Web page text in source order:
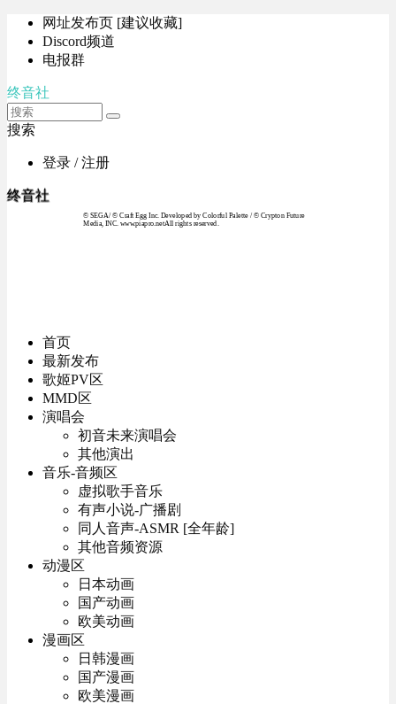
网址发布页 [建议收藏]
Discord频道
电报群
终音社
搜索
登录 / 注册
终音社
© SEGA / © Craft Egg Inc. Developed by Colorful Palette / © Crypton Future
Media, INC. www.piapro.netAll rights reserved.
首页
最新发布
歌姬PV区
MMD区
演唱会
初音未来演唱会
其他演出
音乐-音频区
虚拟歌手音乐
有声小说-广播剧
同人音声-ASMR [全年龄]
其他音频资源
动漫区
日本动画
国产动画
欧美动画
漫画区
日韩漫画
国产漫画
欧美漫画